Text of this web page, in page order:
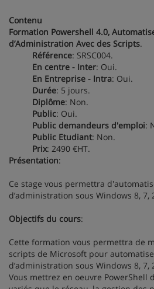
Contenu
Formation Powershell 4.0,
d’Administration Avec des Scripts.
Référence: SRSC004.
En centre - Inter: Oui.
En Entreprise - Intra: Oui.
Durée: 5 jours.
Diplôme: Non.
Public: Oui.
Public demandeurs d'emploi:
Public Etudiant: Non.
Prix: 2490 €HT.
Présentation:
Ce stage vous permettra
d’administration sous Windows 8, 7,
Objectifs du cours:
Cette formation vous permettra de
scripts de Microsoft pour
d’administration sous Windows 8, 7,
Vous mettrez en oeuvre PowerShell